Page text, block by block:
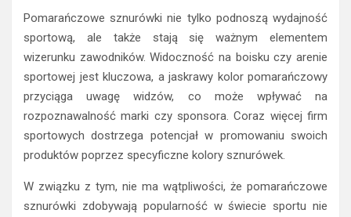
Pomarańczowe sznurówki nie tylko podnoszą wydajność
sportową, ale także stają się ważnym elementem
wizerunku zawodników. Widoczność na boisku czy arenie
sportowej jest kluczowa, a jaskrawy kolor pomarańczowy
przyciąga uwagę widzów, co może wpływać na
rozpoznawalność marki czy sponsora. Coraz więcej firm
sportowych dostrzega potencjał w promowaniu swoich
produktów poprzez specyficzne kolory sznurówek.
W związku z tym, nie ma wątpliwości, że pomarańczowe
sznurówki zdobywają popularność w świecie sportu nie